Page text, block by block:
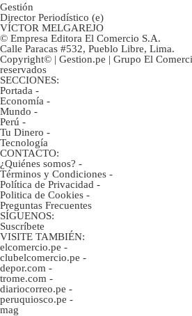
Gestión
Director Periodístico (e)
VÍCTOR MELGAREJO
© Empresa Editora El Comercio S.A.
Calle Paracas #532, Pueblo Libre, Lima.
Copyright© | Gestion.pe | Grupo El
reservados
SECCIONES:
Portada -
Economía -
Mundo -
Perú -
Tu Dinero -
Tecnología
CONTACTO:
¿Quiénes somos? -
Términos y Condiciones -
Política de Privacidad -
Politica de Cookies -
Preguntas Frecuentes
SÍGUENOS:
Suscríbete
VISITE TAMBIÉN:
elcomercio.pe -
clubelcomercio.pe -
depor.com -
trome.com -
diariocorreo.pe -
peruquiosco.pe -
mag